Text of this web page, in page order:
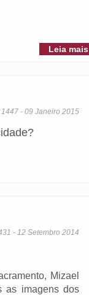
Leia mais
1447 - 09 Janeiro 2015
- 12 Setembro 2014
Mizael
as imagens dos